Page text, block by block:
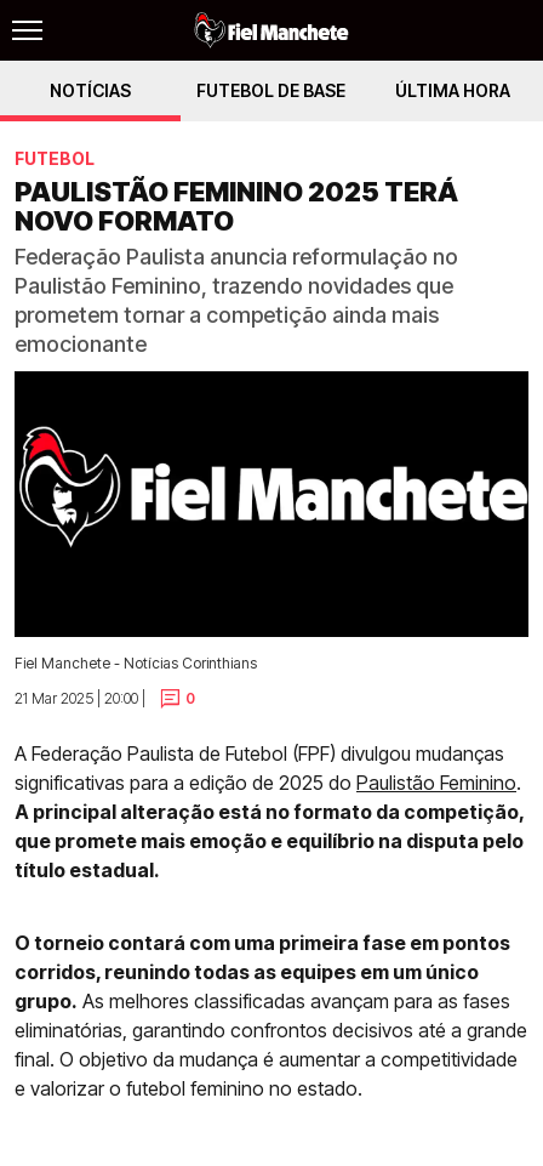
NOTÍCIAS FUTEBOL DE BASE ÚLTIMA HORA
FUTEBOL
PAULISTÃO FEMININO 2025 TERÁ
NOVO FORMATO
Federação Paulista anuncia reformulação no
Paulistão Feminino, trazendo novidades que
prometem tornar a competição ainda mais
emocionante
Fiel Manchete - Notícias Corinthians
21 Mar 2025 | 20:00 |
0
A Federação Paulista de Futebol (FPF) divulgou mudanças
significativas para a edição de 2025 do Paulistão Feminino.
A principal alteração está no formato da competição,
que promete mais emoção e equilíbrio na disputa pelo
título estadual.
O torneio contará com uma primeira fase em pontos
corridos, reunindo todas as equipes em um único
grupo. As melhores classificadas avançam para as fases
eliminatórias, garantindo confrontos decisivos até a grande
final. O objetivo da mudança é aumentar a competitividade
e valorizar o futebol feminino no estado.